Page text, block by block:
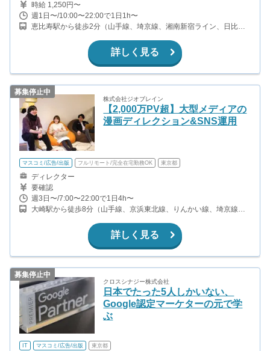
時給 1,250円〜
週1日〜/10:00〜22:00で1日1h〜
恵比寿駅から徒歩2分（山手線、埼京線、湘南新宿ライン、日比谷
詳しく見る
募集停止中
株式会社ジオブレイン
【2,000万PV超】大型メディアの
漫画ディレクション&SNS運用
マスコミ/広告/出版 フルリモート/完全在宅勤務OK 東京都
ディレクター
要確認
週3日〜/7:00〜22:00で1日4h〜
大崎駅から徒歩8分（山手線、京浜東北線、りんかい線、埼京線、
詳しく見る
募集停止中
クロスシナジー株式会社
日本でたった5人しかいない、
Google認定マーケターの元で学
ぶ
IT マスコミ/広告/出版 東京都